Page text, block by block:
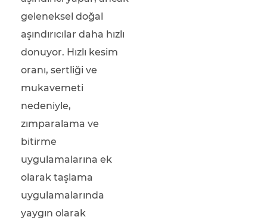
geleneksel doğal
aşındırıcılar daha hızlı
donuyor. Hızlı kesim
oranı, sertliği ve
mukavemeti
nedeniyle,
zımparalama ve
bitirme
uygulamalarına ek
olarak taşlama
uygulamalarında
yaygın olarak